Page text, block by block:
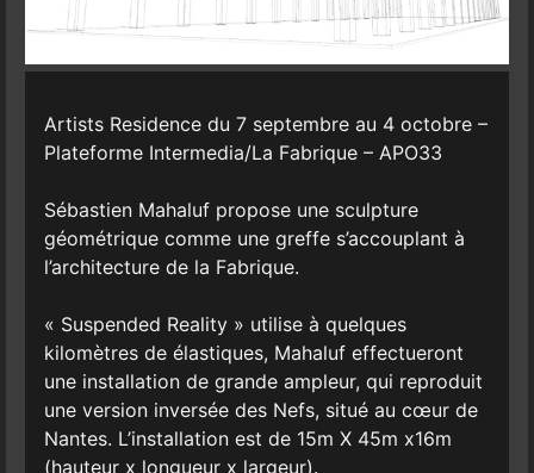
Artists Residence du 7 septembre au 4 octobre –
Plateforme Intermedia/La Fabrique – APO33
Sébastien Mahaluf propose une sculpture
géométrique comme une greffe s’accouplant à
l’architecture de la Fabrique.
« Suspended Reality » utilise à quelques
kilomètres de élastiques, Mahaluf effectueront
une installation de grande ampleur, qui reproduit
une version inversée des Nefs, situé au cœur de
Nantes. L’installation est de 15m X 45m x16m
(hauteur x longueur x largeur).